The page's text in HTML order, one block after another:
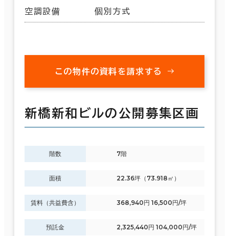
空調設備 個別方式
この物件の資料を請求する
新橋新和ビルの公開募集区画
階数 7階
面積 22.36坪（73.918㎡）
賃料（共益費含） 368,940円 16,500円/坪
預託金 2,325,440円 104,000円/坪